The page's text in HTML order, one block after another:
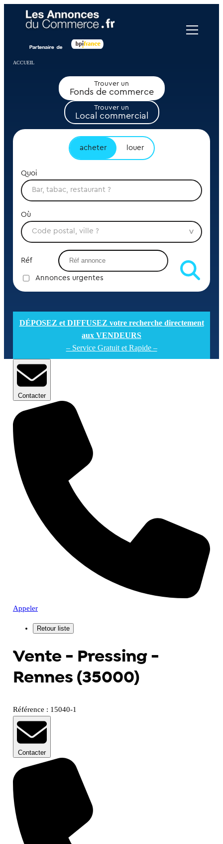
ACCUEIL
Trouver un
Fonds de commerce
Trouver un
Local commercial
acheter louer
Quoi
Où
Réf
Annonces urgentes
DÉPOSEZ et DIFFUSEZ votre recherche directement
aux VENDEURS
– Service Gratuit et Rapide –
Contacter
Appeler
Vente - Pressing -
Rennes (35000)
Référence : 15040-1
Contacter
Panneau de gestion des cookies